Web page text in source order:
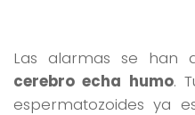
Las alarmas se han
cerebro echa humo.
espermatozoides ya